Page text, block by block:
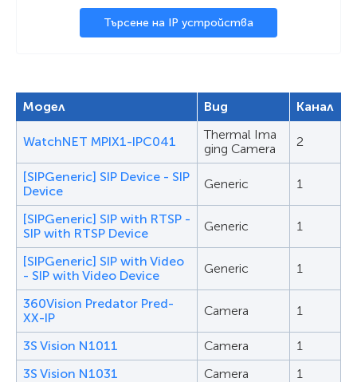
Микрофон Говорител
Сензор
Видео кодек
H.264 H.265
MJPEG MPEG
Вграден тракер
Периферийна
(edge) памет
Мултикаст
Търсене на IP устройства
Модел Вид Канал
WatchNET MPIX1-IPC041
Thermal Ima
ging Camera
2
[SIPGeneric] SIP Device - SIP
Device
Generic 1
[SIPGeneric] SIP with RTSP -
SIP with RTSP Device
Generic 1
[SIPGeneric] SIP with Video
- SIP with Video Device
Generic 1
360Vision Predator Pred-
XX-IP
Camera 1
3S Vision N1011 Camera
1
3S Vision N1031
Camera
1